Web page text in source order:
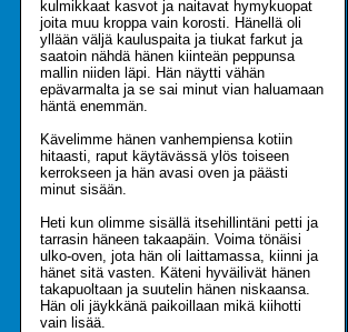
kulmikkaat kasvot ja naitavat hymykuopat
joita muu kroppa vain korosti. Hänellä oli
yllään väljä kauluspaita ja tiukat farkut ja
saatoin nähdä hänen kiinteän peppunsa
mallin niiden läpi. Hän näytti vähän
epävarmalta ja se sai minut vian haluamaan
häntä enemmän.
Kävelimme hänen vanhempiensa kotiin
hitaasti, raput käytävässä ylös toiseen
kerrokseen ja hän avasi oven ja päästi
minut sisään.
Heti kun olimme sisällä itsehillintäni petti ja
tarrasin häneen takaapäin. Voima tönäisi
ulko-oven, jota hän oli laittamassa, kiinni ja
hänet sitä vasten. Käteni hyväilivät hänen
takapuoltaan ja suutelin hänen niskaansa.
Hän oli jäykkänä paikoillaan mikä kiihotti
vain lisää.